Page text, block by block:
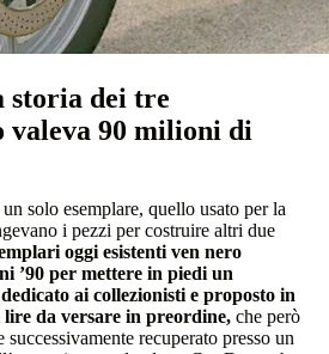
storia dei tre
valeva 90 milioni di
solo esemplare, quello usato per la
i pezzi per costruire altri due
oggi esistenti ven nero
’90 per mettere in piedi un
ai collezionisti e proposto in
da versare in preordine, che però
recuperato presso un